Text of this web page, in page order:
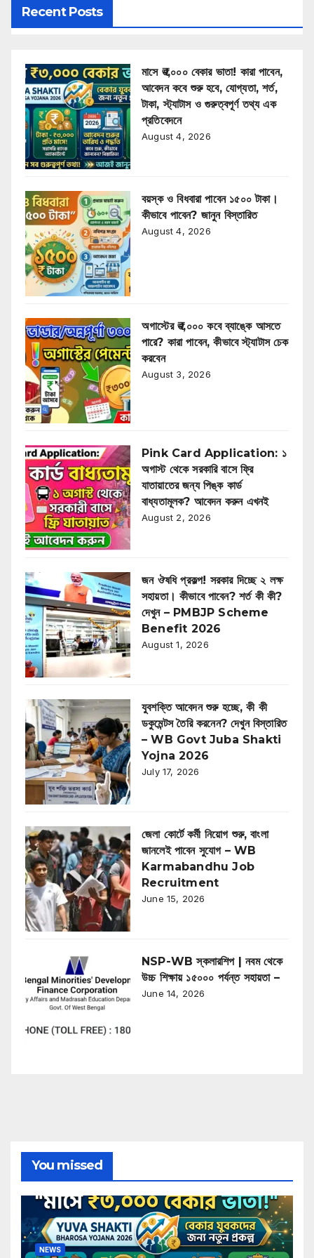
Recent Posts
মাসে ₹৩,০০০ বেকার ভাতা! কারা পাবেন,
আবেদন কবে শুরু হবে, যোগ্যতা, শর্ত,
টাকা, স্ট্যাটাস ও গুরুত্বপূর্ণ তথ্য এক
প্রতিবেদনে
August 4, 2026
বয়স্ক ও বিধবারা পাবেন ১৫০০ টাকা।
কীভাবে পাবেন? জানুন বিস্তারিত
August 4, 2026
অগাস্টের ₹৩,০০০ কবে ব্যাঙ্কে আসতে
পারে? কারা পাবেন, কীভাবে স্ট্যাটাস চেক
করবেন
August 3, 2026
Pink Card Application: ১
অগাস্ট থেকে সরকারি বাসে ফ্রি
যাতায়াতের জন্য পিঙ্ক কার্ড
বাধ্যতামূলক? আবেদন করুন এখনই
August 2, 2026
জন ঔষধি প্রকল্প! সরকার দিচ্ছে ২ লক্ষ
সহায়তা। কীভাবে পাবেন? শর্ত কী কী?
দেখুন – PMBJP Scheme
Benefit 2026
August 1, 2026
যুবশক্তি আবেদন শুরু হচ্ছে, কী কী
ডকুমেন্টস তৈরি করনেন? দেখুন বিস্তারিত
– WB Govt Juba Shakti
Yojna 2026
July 17, 2026
জেলা কোর্টে কর্মী নিয়োগ শুরু, বাংলা
জানলেই পাবেন সুযোগ – WB
Karmabandhu Job
Recruitment
June 15, 2026
NSP-WB স্কলারশিপ | নবম থেকে
উচ্চ শিক্ষায় ১৫০০০ পর্যন্ত সহায়তা –
June 14, 2026
You missed
NEWS